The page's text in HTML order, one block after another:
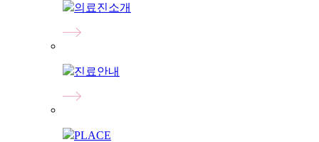
의료진소개
진료안내
PLACE